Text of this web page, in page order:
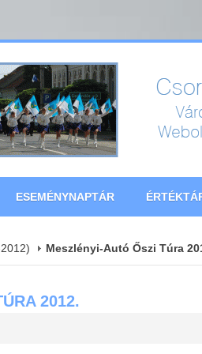
ESEMÉNYNAPTÁR
Meszlényi-Autó Őszi Túra
2012.